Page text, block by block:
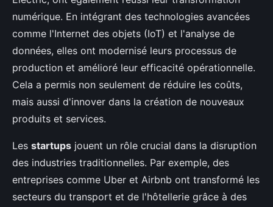
numérique. En intégrant des technologies avancées
comme l'Internet des objets (IoT) et l'analyse de
données, elles ont modernisé leurs processus de
production et amélioré leur efficacité opérationnelle.
Cela a permis non seulement de réduire les coûts,
mais aussi d'innover dans la création de nouveaux
produits et services.
Les startups jouent un rôle crucial dans la disruption
des industries traditionnelles. Par exemple, des
entreprises comme Uber et Airbnb ont transformé les
secteurs du transport et de l'hôtellerie grâce à des